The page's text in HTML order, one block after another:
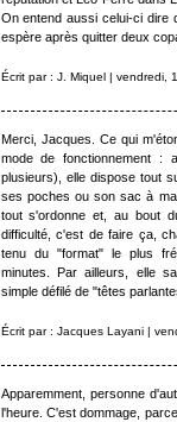
On entend aussi celui-ci dire
espère après quitter deux
Écrit par : J. Miquel | vendredi,
Merci, Jacques. Ce qui
mode de fonctionnement :
plusieurs), elle dispose tout
ses poches ou son sac à
tout s'ordonne et, au bout
difficulté, c'est de faire ça,
tenu du "format" le plus
minutes. Par ailleurs, elle
simple défilé de "têtes
Écrit par : Jacques Layani |
Apparemment, personne
l'heure. C'est dommage,